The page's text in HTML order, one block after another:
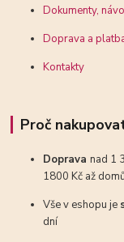
Dokumenty,
Doprava a
Kontakty
Proč
Dopravanad 1
1800 Kč až
Vše v eshopu je
dní